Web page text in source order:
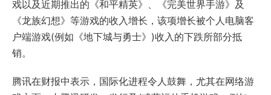
戏以及近期推出的《和平精英》、《完美世界手游》及
《龙族幻想》等游戏的收入增长，该项增长被个人电脑客
户端游戏(例如《地下城与勇士》)收入的下跌所部分抵
销。
腾讯在财报中表示，国际化进程令人鼓舞，尤其在网络游